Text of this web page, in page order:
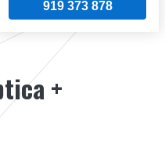
919 373 878
+